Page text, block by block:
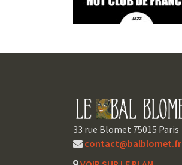
33 rue Blomet 75015 Paris
contact@balblomet.fr